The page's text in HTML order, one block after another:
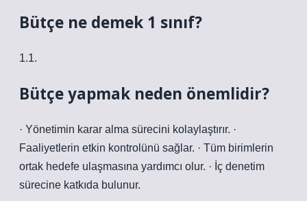
Bütçe ne demek 1 sınıf?
1.1.
Bütçe yapmak neden önemlidir?
· Yönetimin karar alma sürecini kolaylaştırır. ·
Faaliyetlerin etkin kontrolünü sağlar. · Tüm birimlerin
ortak hedefe ulaşmasına yardımcı olur. · İç denetim
sürecine katkıda bulunur.